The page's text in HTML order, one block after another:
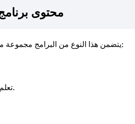
محتوى
يتضمن هذا النوع من البرامج مجموعة من المواد الدراسية المصممة خصيصًا لتلبية احتياجات رواد الأعمال، ومنها:
تعلم كيفية تطوير أفكار جديدة وتحويلها إلى منتجات أو خدمات قابلة للتسويق.